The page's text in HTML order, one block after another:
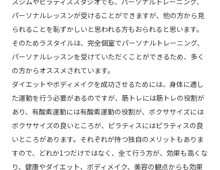
パーソナルレッスンが受けることができますが、他の方から見
られることを恥ずかしいと思われる方もおられると思います。
そのためラスタイルは、完全個室でパーソナルトレーニング、
パーソナルレッスンを受けていただくことができるため、多く
の方からオススメされています。
ダイエットやボディメイクを成功させるためには、身体に適し
た運動を行う必要があるのですが、筋トレには筋トレの役割が
あり、有酸素運動には有酸素運動の役割が、ボクササイズには
ボクササイズの良いところが、ピラティスにはピラティスの良
いところがあります。それぞれが持つ独自のメリットもありま
すので、どれか1つだけではなく、全て行う方が、効果も高くな
り、健康やダイエット、ボディメイク、美容の観点からも効果